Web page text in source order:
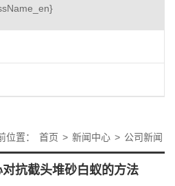
位置： 首页 > 新闻中心 > 公司新闻
抗截头堆砂白蚁的方法